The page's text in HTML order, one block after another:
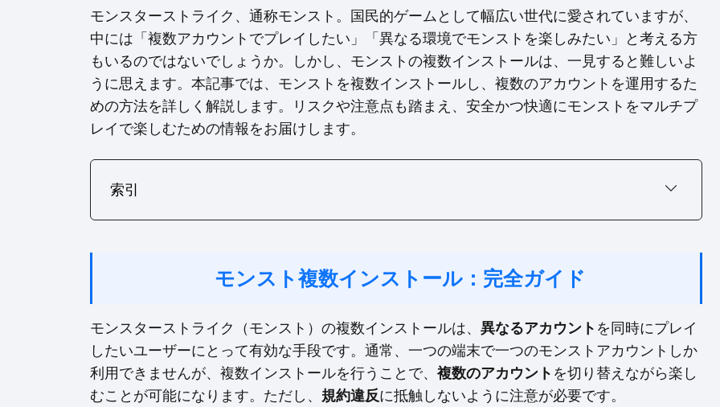
r
e
o
r
e
o
n
r
e
o
n
r
e
n
r
e
o
n
モンスターストライク、通称モンスト。国民的ゲームとして幅広い世代に愛されていますが、
中には「複数アカウントでプレイしたい」「異なる環境でモンストを楽しみたい」と考える方
もいるのではないでしょうか。しかし、モンストの複数インストールは、一見すると難しいよ
うに思えます。本記事では、モンストを複数インストールし、複数のアカウントを運用するた
めの方法を詳しく解説します。リスクや注意点も踏まえ、安全かつ快適にモンストをマルチプ
レイで楽しむための情報をお届けします。
索引
モンスト複数インストール：完全ガイド
モンスターストライク（モンスト）の複数インストールは、 異なるアカウントを同時にプレイ
したいユーザーにとって有効な手段です。通常、一つの端末で一つのモンストアカウントしか
利用できませんが、複数インストールを行うことで、 複数のアカウントを切り替えながら楽し
むことが可能になります。ただし、 規約違反に抵触しないように注意が必要です。